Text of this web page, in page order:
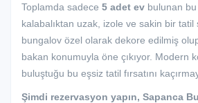
Toplamda sadece 5 adet ev bulunan bu
kalabalıktan uzak, izole ve sakin bir tatil
bungalov özel olarak dekore edilmiş
bakan konumuyla öne çıkıyor. Modern
buluştuğu bu eşsiz tatil fırsatını
Şimdi rezervasyon yapın, Sapanca